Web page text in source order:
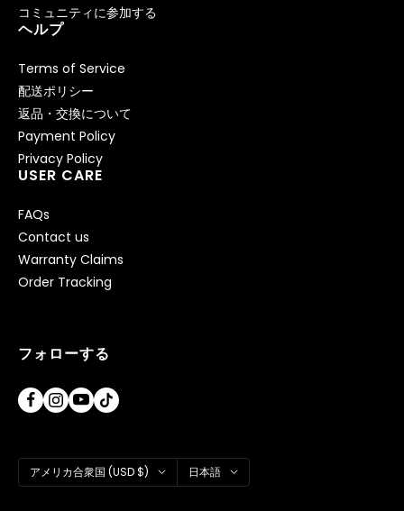
コミュニティに参加する
ヘルプ
Terms of Service
配送ポリシー
返品・交換について
Payment Policy
Privacy Policy
USER CARE
FAQs
Contact us
Warranty Claims
Order Tracking
フォローする
国/
地
アメリカ合衆国 (USD $)
語
日本語